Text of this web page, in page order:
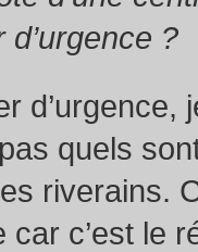
?
d’urgence,
quels
riverains.
car c’est le